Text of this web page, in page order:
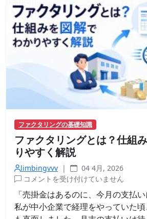
に
見
る
べ
ン
ト
は
ファクタリングの基礎知識
ファクタリングとは？仕組
りやすく解説
limbingvvv |
04 4月, 2026
ファ
クタ
リン
グと
コメントを受け付けていません
「売掛金はあるのに、今月の支払
私が中小企業で経理をやっていた